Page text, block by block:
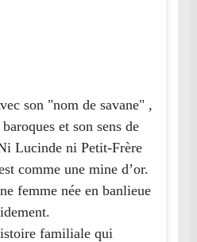
son "nom de savane" ,
et son sens de
Lucinde ni Petit-Frère
comme une mine d’or.
femme née en banlieue
familiale qui